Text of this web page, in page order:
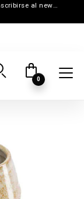
15% de descuento en la primera compra al inscribirse al newsletter
0